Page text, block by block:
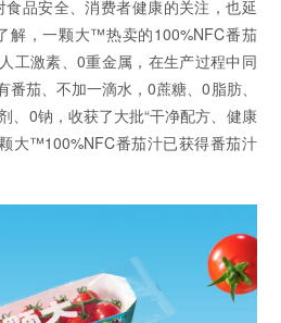
品安全、消费者健康的关注，也延
解，一颗大™热卖的100%NFC番茄
工激素、0重金属，在生产过程中同
茄、不加一滴水，0蔗糖、0脂肪、
、0钠，收获了大批“干净配方、健康
大™100%NFC番茄汁已获得番茄汁